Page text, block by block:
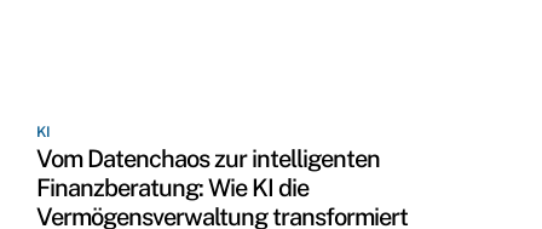
KI
Vom Datenchaos zur intelligenten
Finanzberatung: Wie KI die
Vermögensverwaltung transformiert